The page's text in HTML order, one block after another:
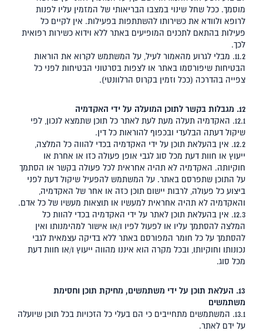
מוסמך. ככל שחל שינוי במצבו הבריאותי של המזמין עליו לפנות
לרופא ולוודא את כשירותו להשתתפות בפעילות. אין לקיים כל
פעילות בהתאם לתכנים המופיעים באתר ללא וידוא כשירות רפואית
לכך.
11.2. מבלי לגרוע מהאמור לעיל, על המשתמש לקרוא את הוראות
הבטיחות שיפורסמו באתר או לצפות בסרטוני הבטיחות לפני כל
צפייה בהדרכה (ככל וזמין בקרוס הרלוונטי).
12. מגבלות בקשר לתוכן המועלה על ידי האקדמיה
12.1. האקדמיה תעלה מעת לעת לאתר כל תוכן שתמצא לנכון, לפי
שיקול דעתה הבלעדי ובכפוף להוראות כל דין.
12.2. אין בהעלאת תוכן על ידי האקדמיה בכדי להווה כל המלצה,
ייעוץ או חוות דעת מכל סוג לגבי אופן פעולה כזו או אחרת או
חוקיותה. האקדמיה לא תהיה אחראית לכל פעולה בקשר או הסתמך
על התוכן שתפרסם באתר. על המשתמש להפעיל שיקול דעת לפני
ביצוע כל פעולה, לרבות יישום תוכן כזה או אחר של האקדמיה,
והאקדמיה לא תהיה אחראית למעשיו או תוצאות מעשיו של כל אדם.
12.3. אין בהעלאת תוכן לאתר על ידי האקדמיה בכדי להוות כל
המלצה להסתמך עליו או לפעול לפיו ו/או אישור למהימנותו ואין
להסתמך על כל חומר המפורסם באתר ללא בדיקה עצמאית לגבי
נכונותו וחוקיותו, ובכל מקרה הוא איננו מהווה ייעוץ ו/או חוות דעת
מכל סוג.
13. העלאת תוכן על ידי משתמשים, מחיקת תוכן וחסימת
משתמשים
13.1. המשתמשים מתחייבים כי הם בעלי כל הזכויות בכל תוכן שיועלה
על ידם לאתר.